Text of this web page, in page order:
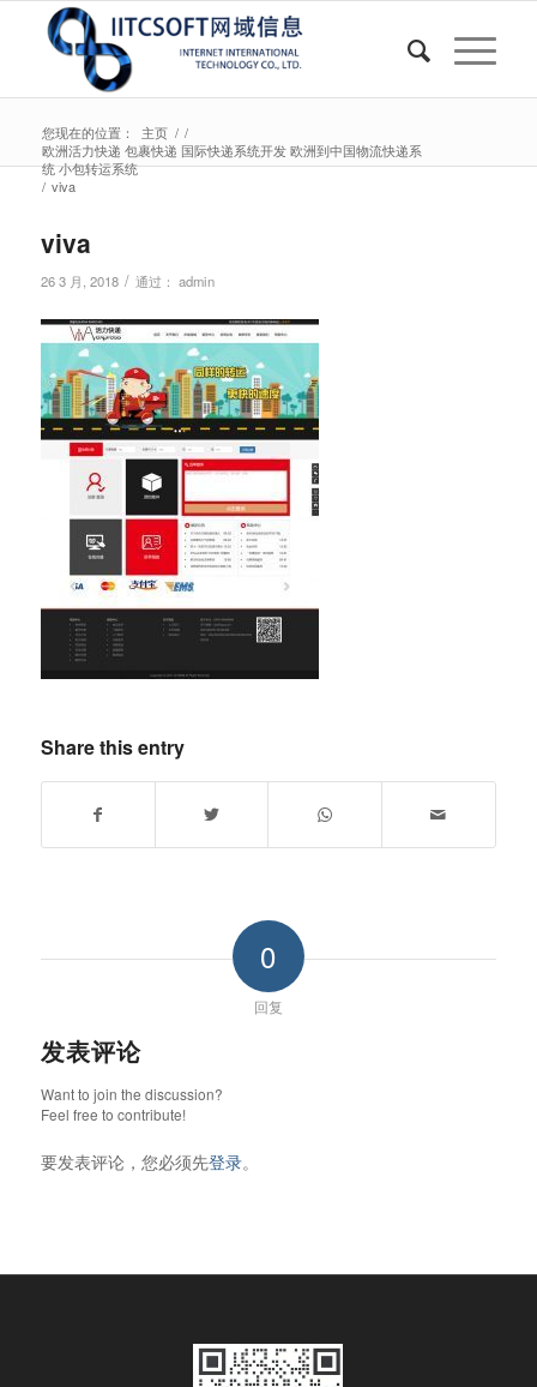
您现在的位置： 主页 / /
欧洲活力快递 包裹快递 国际快递系统开发 欧洲到中国物流快递系
统 小包转运系统
/ viva
viva
26 3 月, 2018 / 通过： admin
Share this entry
0
回复
发表评论
Want to join the discussion?
Feel free to contribute!
要发表评论，您必须先登录。